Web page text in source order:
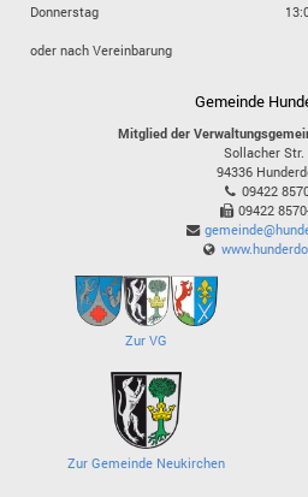
Donnerstag
oder nach Vereinbarung
Gemeinde
Mitglied der
Sollacher Str.
94336
09422
09422
Zur VG
Zur Gemeinde Neukirchen